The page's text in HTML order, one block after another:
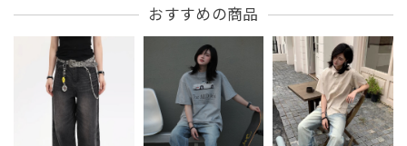
レッド/L
2026/05/30
フーデッドスタジアムジャンバー / Hooded Stadium Jumper
ブラック/L
2026/05/28
おすすめの商品